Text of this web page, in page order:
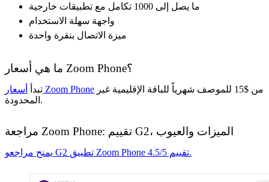
ما يصل إلى 1000 تكامل مع تطبيقات خارجية
واجهة سهلة الاستخدام
ميزة الاتصال بنقرة واحدة
ما هي أسعار Zoom Phone؟
تبدأ أسعار Zoom Phone
المحدودة.
مراجعة Zoom Phone: تقييم G2، الميزات والعيوب
يمنح مراجعو G2 تطبيق Zoom Phone تقييم 4.5/5.